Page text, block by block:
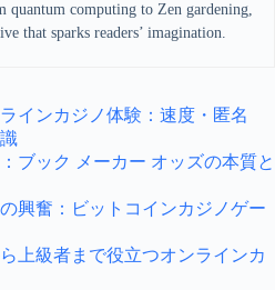
computing to Zen gardening,
that sparks readers’ imagination.
インカジノ体験：速度・匿名
ブック メーカー オッズの本質と
興奮：ビットコインカジノゲー
上級者まで役立つオンラインカ